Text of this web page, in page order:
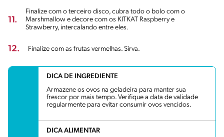
11.
Finalize com o terceiro disco, cubra todo o bolo com o
Marshmallow e decore com os KITKAT Raspberry e
Strawberry, intercalando entre eles.
12. Finalize com as frutas vermelhas. Sirva.
DICA DE INGREDIENTE
Armazene os ovos na geladeira para manter sua
frescor por mais tempo. Verifique a data de validade
regularmente para evitar consumir ovos vencidos.
DICA ALIMENTAR